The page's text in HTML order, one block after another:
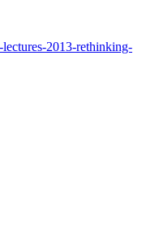
Modes of
on the Path from
4)
lectures-2013-rethinking-